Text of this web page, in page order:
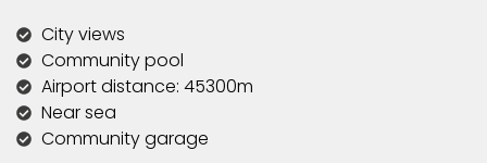
City views
Community pool
Airport distance: 45300m
Near sea
Community garage